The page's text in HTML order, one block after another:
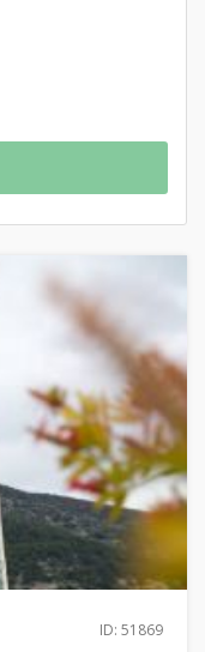
ID: 51869